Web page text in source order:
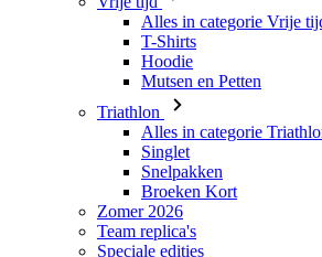
Triathlon
Alles in categorie Triathlon
Singlet
Snelpakken
Broeken Kort
Zomer 2026
Team replica's
Speciale edities
Opruiming
Waardebonnen
Kinderen
Alles in categorie Kinderen